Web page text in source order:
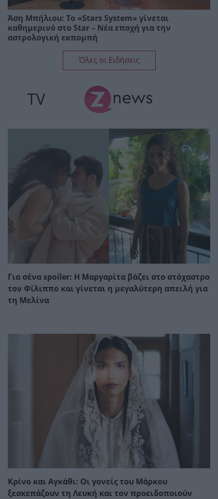
Άση Μπήλιου: Το «Stars System» γίνεται
καθημερινό στο Star – Νέα εποχή για την
αστρολογική εκπομπή
Όλες οι Ειδήσεις
TV
Για σένα spoiler: Η Μαργαρίτα βάζει στο στόχαστρο
τον Φίλιππο και γίνεται η μεγαλύτερη απειλή για
τη Μελίνα
Κρίνο και Αγκάθι: Οι γονείς του Μάρκου
ξεσκεπάζουν τη Λευκή και τον προειδοποιούν